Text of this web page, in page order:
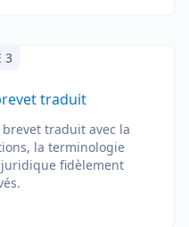
3
traduit
traduit avec la
la terminologie
fidèlement